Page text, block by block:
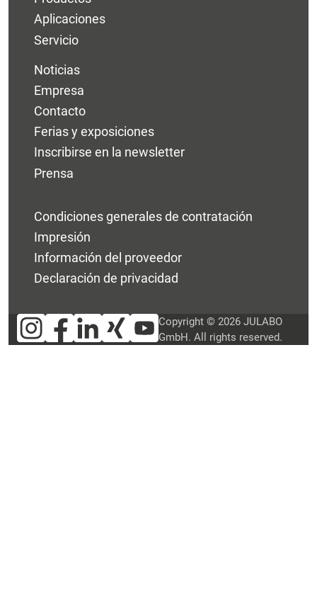
Aplicaciones
Servicio
Noticias
Empresa
Contacto
Ferias y exposiciones
Inscribirse en la newsletter
Prensa
Condiciones generales de contratación
Impresión
Información del proveedor
Declaración de privacidad
Copyright © 2026 JULABO
GmbH. All rights reserved.